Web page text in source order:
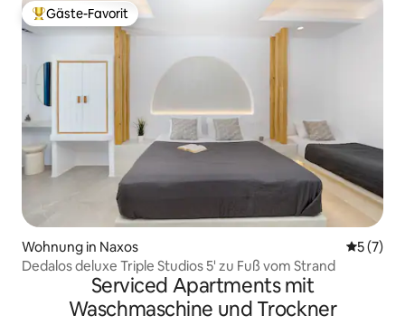
Beliebter Gäste-Favorit.
Gäste-Favorit
Wohnung in Naxos
5 (7)
Dedalos deluxe Triple Studios 5' zu Fuß vom Strand
Serviced Apartments mit
Waschmaschine und Trockner